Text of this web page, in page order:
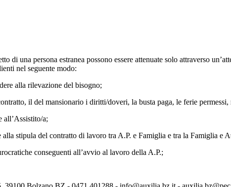
di una persona estranea possono essere attenuate solo attraverso
nel seguente modo:
alla rilevazione del bisogno;
il del mansionario i diritti/doveri, la busta paga, le ferie permessi,
all’Assistito/a;
alla stipula del contratto di lavoro tra A.P. e Famiglia e tra la Famiglia e
conseguenti all’avvio al lavoro della A.P.;